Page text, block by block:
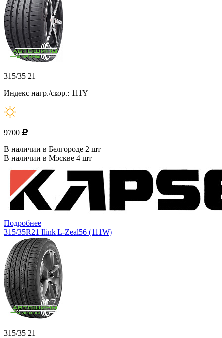
315/35 21
Индекс нагр./скор.: 111Y
9700
В наличии в Белгороде 2 шт
В наличии в Москве 4 шт
Подробнее
315/35R21 Ilink L-Zeal56 (111W)
315/35 21